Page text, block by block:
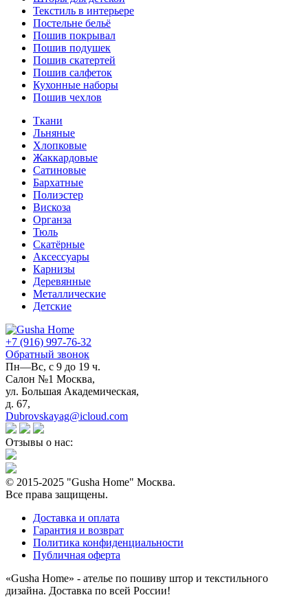
Текстиль в интерьере
Постельне бельё
Пошив покрывал
Пошив подушек
Пошив скатертей
Пошив салфеток
Кухонные наборы
Пошив чехлов
Ткани
Льняные
Хлопковые
Жаккардовые
Сатиновые
Бархатные
Полиэстер
Вискоза
Органза
Тюль
Скатёрные
Аксессуары
Карнизы
Деревянные
Металлические
Детские
+7 (916) 997-76-32
Обратный звонок
Пн—Вс, с 9 до 19 ч.
Салон №1 Москва,
ул. Большая Академическая,
д. 67,
Dubrovskayag@icloud.com
Отзывы о нас:
© 2015-2025 "Gusha Home" Москва.
Все права защищены.
Доставка и оплата
Гарантия и возврат
Политика конфиденциальности
Публичная оферта
«Gusha Home» - ателье по пошиву штор и текстильного
дизайна. Доставка по всей России!